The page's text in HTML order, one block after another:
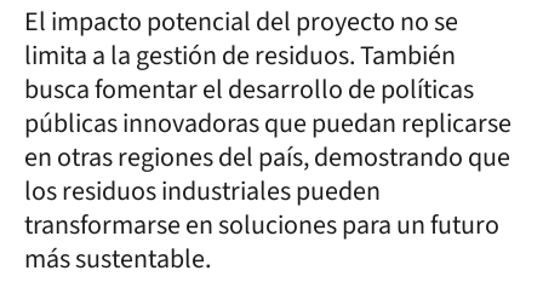
El impacto potencial del proyecto no se
limita a la gestión de residuos. También
busca fomentar el desarrollo de políticas
públicas innovadoras que puedan replicarse
en otras regiones del país, demostrando que
los residuos industriales pueden
transformarse en soluciones para un futuro
más sustentable.